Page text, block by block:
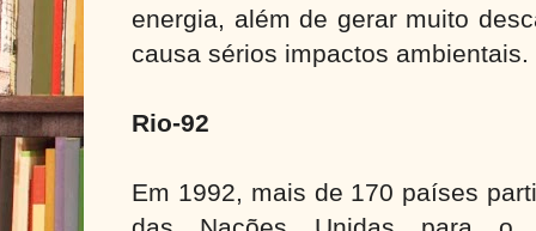
energia, além de gerar muito
causa sérios impactos ambientais.
Rio-92
Em 1992, mais de 170 países